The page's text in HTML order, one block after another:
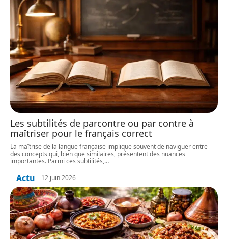
Les subtilités de parcontre ou par contre à
maîtriser pour le français correct
La maîtrise de la langue française implique souvent de naviguer entre
des concepts qui, bien que similaires, présentent des nuances
importantes. Parmi ces subtilités,…
Actu 12 juin 2026